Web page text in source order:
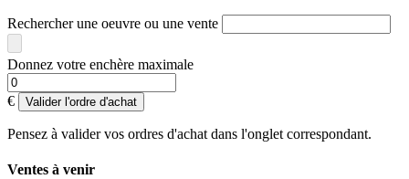
Rechercher une oeuvre ou une vente
Donnez votre enchère maximale
€ Valider l'ordre d'achat
Pensez à valider vos ordres d'achat dans l'onglet correspondant.
Ventes à venir